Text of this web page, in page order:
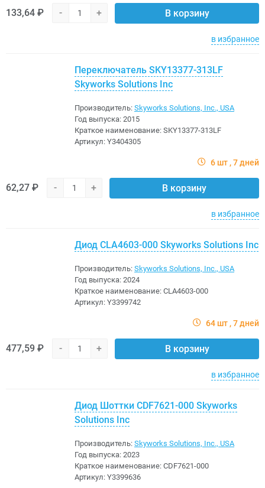
133,64 ₽ - + В корзину
в избранное
Переключатель SKY13377-313LF
Skyworks Solutions Inc
Производитель: Skyworks Solutions, Inc., USA
Год выпуска: 2015
Краткое наименование: SKY13377-313LF
Артикул: Y3404305
6 шт 7 дней
62,27 ₽ - + В корзину
в избранное
Диод CLA4603-000 Skyworks Solutions Inc
Производитель: Skyworks Solutions, Inc., USA
Год выпуска: 2024
Краткое наименование: CLA4603-000
Артикул: Y3399742
64 шт 7 дней
477,59 ₽ - + В корзину
в избранное
Диод Шоттки CDF7621-000 Skyworks
Solutions Inc
Производитель: Skyworks Solutions, Inc., USA
Год выпуска: 2023
Краткое наименование: CDF7621-000
Артикул: Y3399636